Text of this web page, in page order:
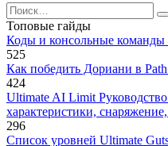
Search
for:
Топовые гайды
Коды и консольные команды
525
Как победить Дориани в
424
Ultimate AI Limit
характеристики,
296
Список уровней Ultimate